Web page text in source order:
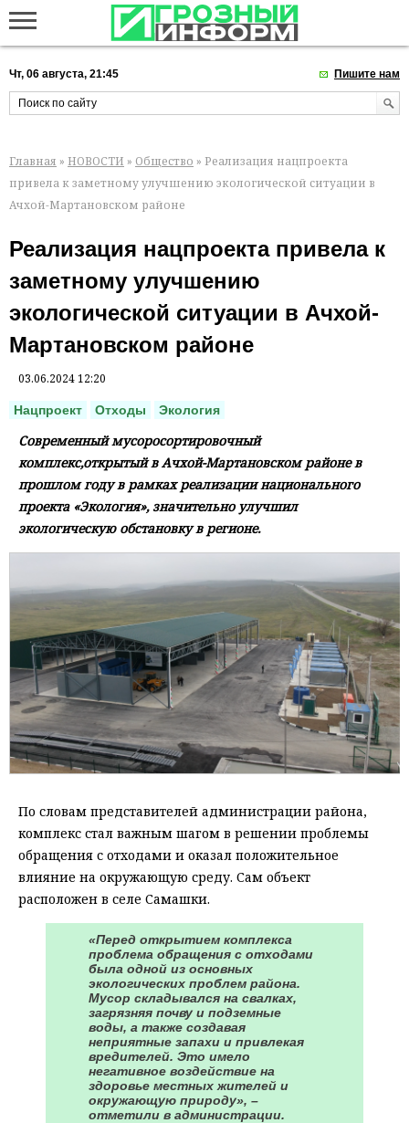
Чт, 06 августа, 21:45 Пишите нам
Главная » НОВОСТИ » Общество » Реализация нацпроекта
привела к заметному улучшению экологической ситуации в
Ачхой-Мартановском районе
Реализация нацпроекта привела к
заметному улучшению
экологической ситуации в Ачхой-
Мартановском районе
03.06.2024 12:20
Нацпроект Отходы Экология
Современный мусоросортировочный
комплекс,открытый в Ачхой-Мартановском районе в
прошлом году в рамках реализации национального
проекта «Экология», значительно улучшил
экологическую обстановку в регионе.
По словам представителей администрации района,
комплекс стал важным шагом в решении проблемы
обращения с отходами и оказал положительное
влияние на окружающую среду. Сам объект
расположен в селе Самашки.
«Перед открытием комплекса
проблема обращения с отходами
была одной из основных
экологических проблем района.
Мусор складывался на свалках,
загрязняя почву и подземные
воды, а также создавая
неприятные запахи и привлекая
вредителей. Это имело
негативное воздействие на
здоровье местных жителей и
окружающую природу», –
отметили в администрации.